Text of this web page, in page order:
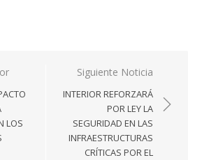
LOS
Siguiente Noticia
INTERIOR REFORZARÁ
POR LEY LA
SEGURIDAD EN LAS
INFRAESTRUCTURAS
CRÍTICAS POR EL